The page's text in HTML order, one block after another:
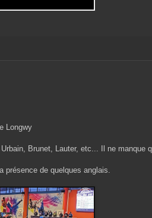
Longwy
Brunet, Lauter, etc... Il ne manque
présence de quelques anglais.